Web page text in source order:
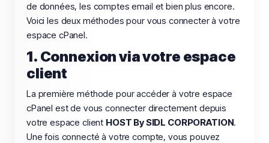
de données, les comptes email et bien plus encore.
Voici les deux méthodes pour vous connecter à votre
espace cPanel.
1. Connexion via votre espace
client
La première méthode pour accéder à votre espace
cPanel est de vous connecter directement depuis
votre espace client HOST By SIDL CORPORATION.
Une fois connecté à votre compte, vous pouvez